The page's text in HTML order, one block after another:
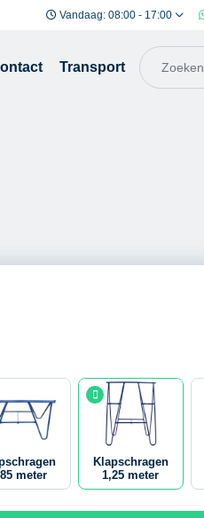
Vandaag: 08:00 - 17:00
Transport
meter
Klapschragen
1,25 meter